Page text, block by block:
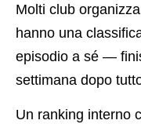
Molti club
hanno una
episodio a sé —
settimana dopo
Un ranking interno